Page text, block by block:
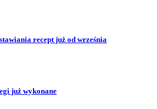
recept już od września
już wykonane